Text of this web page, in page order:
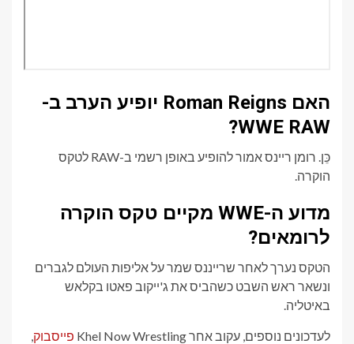
האם Roman Reigns יופיע הערב ב-
WWE RAW?
כֵּן. רומן ריינס אמור להופיע באופן רשמי ב-RAW לטקס
הוקרה.
מדוע ה-WWE מקיים טקס הוקרה
לרומאים?
הטקס נערך לאחר שרייננס שמר על אליפות העולם לגברים
ונשאר ראש השבט כשהביס את ג'ייקוב פאטו בקלאש
באיטליה.
לעדכונים נוספים, עקוב אחר Khel Now Wrestling פייסבוק,